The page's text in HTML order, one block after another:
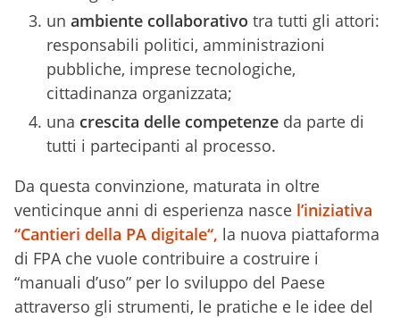
un ambiente collaborativo tra tutti gli attori:
responsabili politici, amministrazioni
pubbliche, imprese tecnologiche,
cittadinanza organizzata;
una crescita delle competenze da parte di
tutti i partecipanti al processo.
Da questa convinzione, maturata in oltre
venticinque anni di esperienza nasce l’iniziativa
“Cantieri della PA digitale“, la nuova piattaforma
di FPA che vuole contribuire a costruire i
“manuali d’uso” per lo sviluppo del Paese
attraverso gli strumenti, le pratiche e le idee del